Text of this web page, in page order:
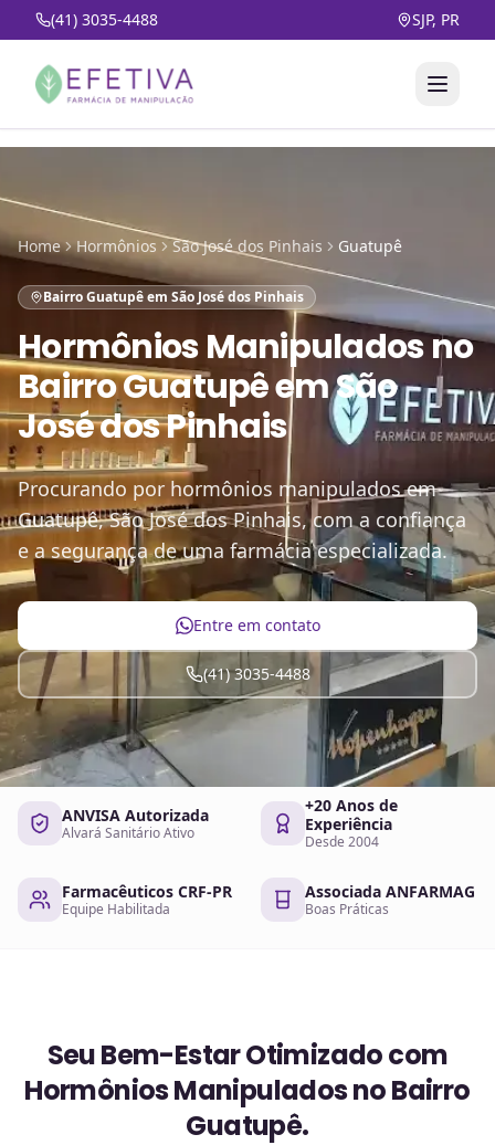
(41) 3035-4488 SJP, PR
Home Hormônios São José dos Pinhais Guatupê
Bairro Guatupê em São José dos Pinhais
Hormônios Manipuladosno
Bairro Guatupê em São
José dos Pinhais
Procurando por hormônios manipulados em
Guatupê, São José dos Pinhais, com a confiança
e a segurança de uma farmácia especializada.
Entre em contato
(41) 3035-4488
ANVISA Autorizada
Alvará Sanitário Ativo
+20 Anos de
Experiência
Desde 2004
Farmacêuticos CRF-PR
Equipe Habilitada
Associada ANFARMAG
Boas Práticas
Seu Bem-Estar Otimizado com
Hormônios Manipulados no Bairro
Guatupê.